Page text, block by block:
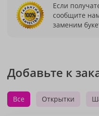
Если
сообщите
заменим
Добавьте к
Все Открытки